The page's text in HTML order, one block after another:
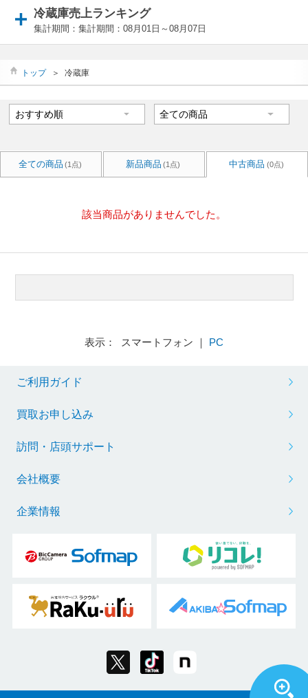
冷蔵庫売上ランキング
集計期間：集計期間：08月01日～08月07日
トップ ＞ 冷蔵庫
全ての商品 (1点) 新品商品 (1点) 中古商品 (0点)
該当商品がありませんでした。
表示： スマートフォン ｜ PC
ご利用ガイド
買取お申し込み
訪問・店頭サポート
会社概要
企業情報